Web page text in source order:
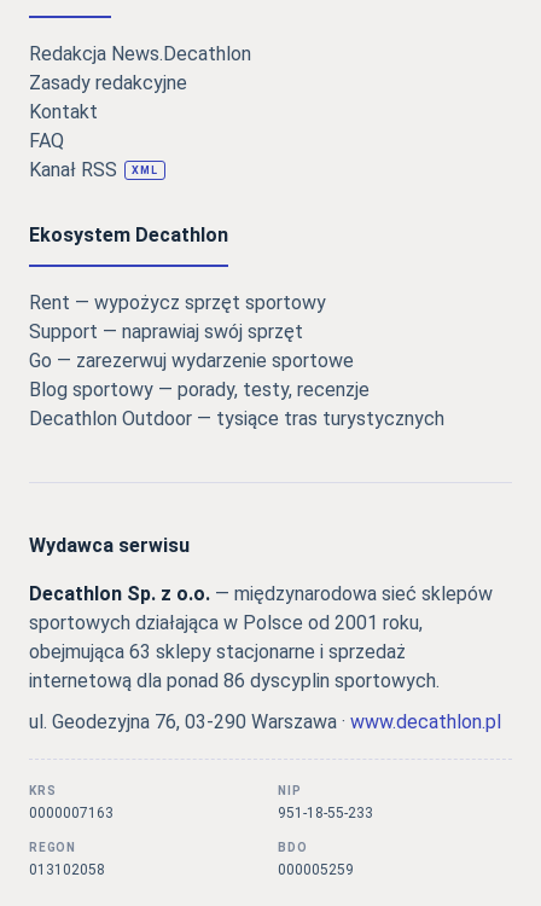
Redakcja News.Decathlon
Zasady redakcyjne
Kontakt
FAQ
Kanał RSS
XML
Ekosystem Decathlon
Rent — wypożycz sprzęt sportowy
Support — naprawiaj swój sprzęt
Go — zarezerwuj wydarzenie sportowe
Blog sportowy — porady, testy, recenzje
Decathlon Outdoor — tysiące tras turystycznych
Wydawca serwisu
Decathlon Sp. z o.o. — międzynarodowa sieć sklepów
sportowych działająca w Polsce od 2001 roku,
obejmująca 63 sklepy stacjonarne i sprzedaż
internetową dla ponad 86 dyscyplin sportowych.
ul. Geodezyjna 76, 03-290 Warszawa · www.decathlon.pl
KRS
0000007163
NIP
951-18-55-233
REGON
013102058
BDO
000005259